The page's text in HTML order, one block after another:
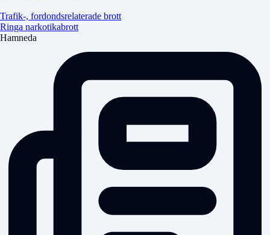
Trafik-, fordondsrelaterade brott
Ringa narkotikabrott
Hamneda